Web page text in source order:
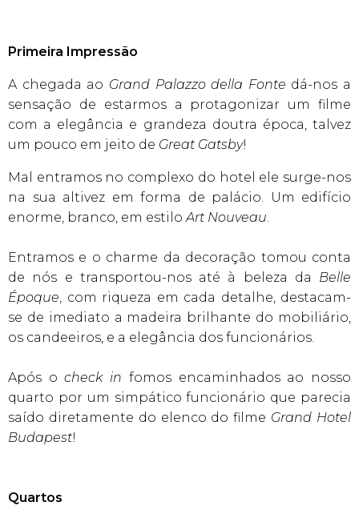
Primeira Impressão
A chegada ao Grand Palazzo della Fonte dá-nos a
sensação de estarmos a protagonizar um filme
com a elegância e grandeza doutra época, talvez
um pouco em jeito de Great Gatsby!
Mal entramos no complexo do hotel ele surge-nos
na sua altivez em forma de palácio. Um edifício
enorme, branco, em estilo Art Nouveau
Entramos e o charme da decoração tomou conta
de nós e transportou-nos até à beleza da Belle
Époque , com riqueza em cada detalhe, destacam-
se de imediato a madeira brilhante do mobiliário,
os candeeiros, e a elegância dos funcionários.
Após ocheck in fomos encaminhados ao nosso
quarto por um simpático funcionário que parecia
saído diretamente do elenco do filme Grand Hotel
Budapest!
Quartos